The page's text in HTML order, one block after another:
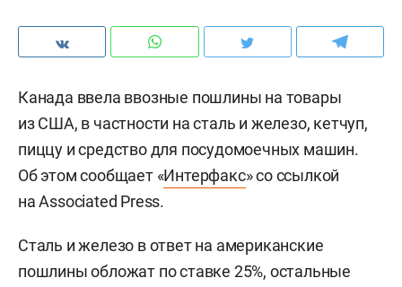
Канада ввела ввозные пошлины на товары
из США, в частности на сталь и железо, кетчуп,
пиццу и средство для посудомоечных машин.
Об этом сообщает «Интерфакс» со ссылкой
на Аssociated Press.
Сталь и железо в ответ на американские
пошлины обложат по ставке 25%, остальные